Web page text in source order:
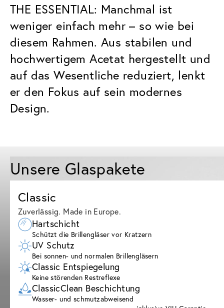
THE ESSENTIAL: Manchmal ist
weniger einfach mehr – so wie bei
diesem Rahmen. Aus stabilen und
hochwertigem Acetat hergestellt und
auf das Wesentliche reduziert, lenkt
er den Fokus auf sein modernes
Design.
Unsere Glaspakete
Classic
Zuverlässig. Made in Europe.
Hartschicht
Schützt die Brillengläser vor Kratzern
UV Schutz
Bei sonnen- und normalen Brillengläsern
Classic Entspiegelung
Keine störenden Restreflexe
ClassicClean Beschichtung
Wasser- und schmutzabweisend